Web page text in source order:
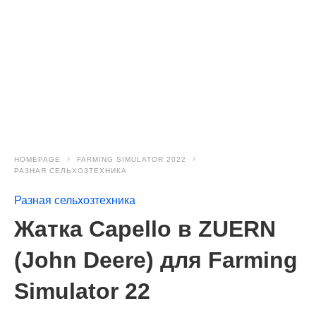
HOMEPAGE
FARMING SIMULATOR 2022
РАЗНАЯ СЕЛЬХОЗТЕХНИКА
Разная сельхозтехника
Жатка Capello в ZUERN
(John Deere) для Farming
Simulator 22